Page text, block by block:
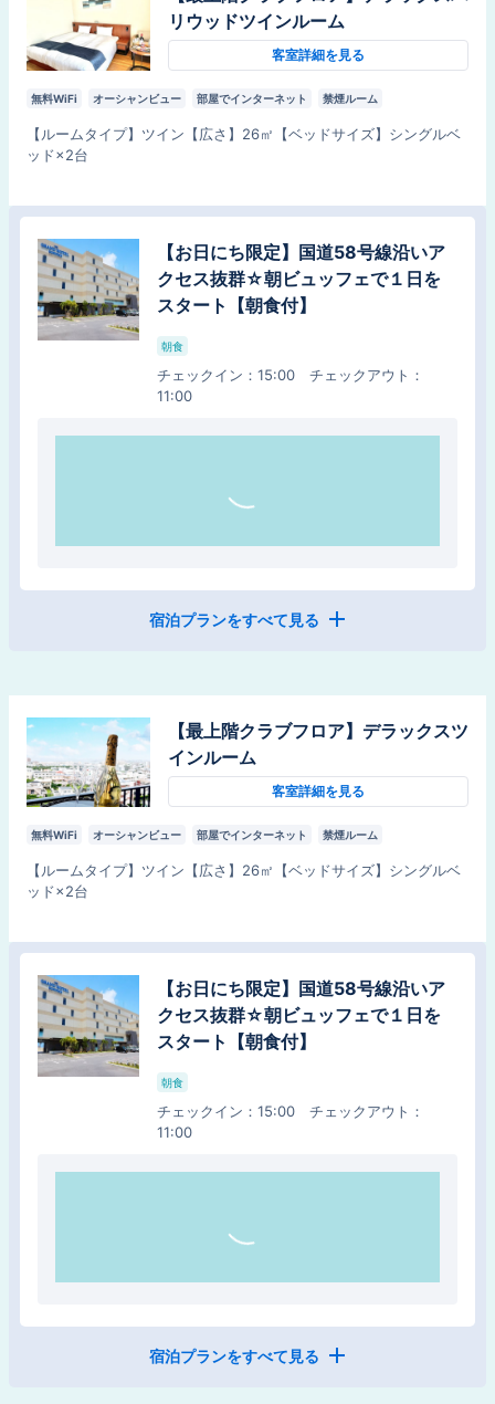
チェックイン：15:00 チェックアウト
【スタンダード】沖縄観光の拠点に新
しい沖縄ステイをご提案！朝ビュッフ
ェで１日をスタート【朝食付】
チェックイン
リウッドツインルーム
客室詳細を見る
無料WiFi オーシャンビュー 部屋でインターネット 禁煙ルーム
【ルームタイプ】 ツイン 【広さ 】 26㎡ 【ベッドサイズ】 シングルベ
ッド×2台
【お日にち限定】国道58号線沿いア
クセス抜群☆朝ビュッフェで１日を
スタート【朝食付】
朝食
チェックイン ： 15:00 チェックアウト ：
11:00
【スタンダード】沖縄観光の拠点に新
チェックイン：15:00 チェックアウト：11:00
【スタンダード】沖縄観光の拠点に新
しい沖縄ステイをご提案！朝ビュッフ
ェで１日をスタート【朝食付】
朝食
チェックイン 15:00 チェックアウト
宿泊プランをすべて見る
【最上階クラブフロア】デラックスツ
インルーム
客室詳細を見る
無料WiFi オーシャンビュー 部屋でインターネット 禁煙ルーム
【ルームタイプ】 ツイン 【広さ 】 26㎡ 【ベッドサイズ】 シングルベ
ッド×2台
【お日にち限定】国道58号線沿いア
クセス抜群☆朝ビュッフェで１日を
スタート【朝食付】
朝食
チェックイン ： 15:00 チェックアウト ：
11:00
【スタンダード】沖縄観光の拠点に新
宿泊プランをすべて見る